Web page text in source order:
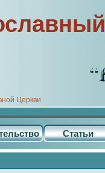
Церкви
Статьи